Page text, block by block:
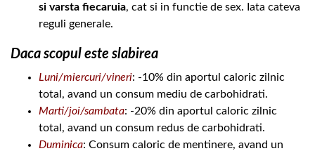
si varsta fiecaruia, cat si in functie de sex. Iata cateva
reguli generale.
Daca scopul este slabirea
Luni/miercuri/vineri: -10% din aportul caloric zilnic
total, avand un consum mediu de carbohidrati.
Marti/joi/sambata: -20% din aportul caloric zilnic
total, avand un consum redus de carbohidrati.
Duminica: Consum caloric de mentinere, avand un